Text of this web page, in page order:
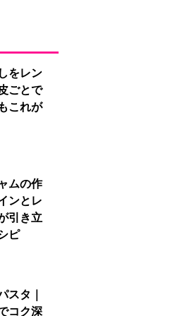
をレン
ごとで
これが
ムの作
ンとレ
引き立
ピ
スタ｜
コク深